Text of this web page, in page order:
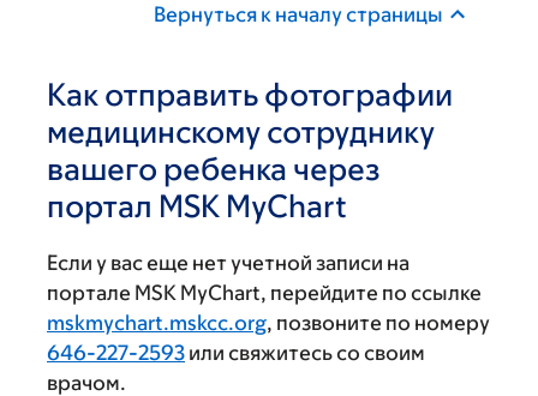
Вернуться к началу страницы
Как отправить фотографии
медицинскому сотруднику
вашего ребенка через
портал MSK MyChart
Если у вас еще нет учетной записи на
портале MSK MyChart, перейдите по ссылке
mskmychart.mskcc.org, позвоните по номеру
646-227-2593 или свяжитесь со своим
врачом.